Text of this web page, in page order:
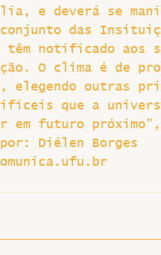
e deverá se
das
notificado aos
O clima é de
elegendo outras
que a
em futuro
Diélen Borges